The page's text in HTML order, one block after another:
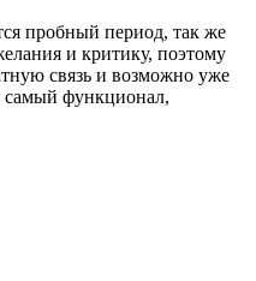
пробный период, так же
и критику, поэтому
связь и возможно уже
самый функционал,